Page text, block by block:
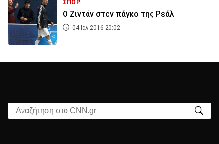
ΣΠΟΡ
Ο Ζιντάν στον πάγκο της Ρεάλ
04 Ιαν 2016 20:02
Αναζήτηση στο CNN.gr